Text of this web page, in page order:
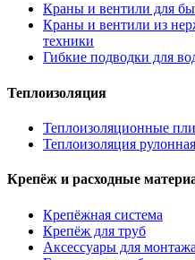
Краны и вентили для
Краны и вентили из
техники
Гибкие подводки для
Теплоизоляция
Теплоизоляционные
Теплоизоляция рулонная
Крепёж и расходные
Крепёжная система
Крепёж для труб
Аксессуары для монтажа